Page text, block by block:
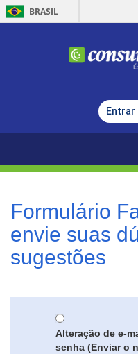
BRASIL
Entrar
Formulário
envie suas
sugestões
Alteração de e-
senha (Enviar o